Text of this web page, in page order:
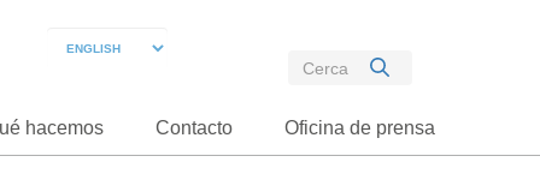
hacemos Contacto Oficina de prensa